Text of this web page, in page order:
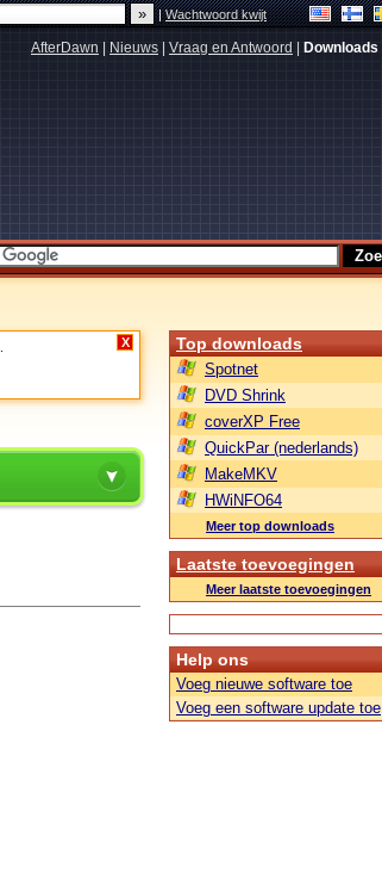
|Wachtwoord kwijt
AfterDawn Nieuws Vraag en Antwoord Downloads
X Top downloads
Spotnet
DVD Shrink
coverXP Free
QuickPar (nederlands)
MakeMKV
HWiNFO64
Meer top downloads
Laatste toevoegingen
Meer laatste toevoegingen
Help ons
Voeg nieuwe software toe
Voeg een software update toe